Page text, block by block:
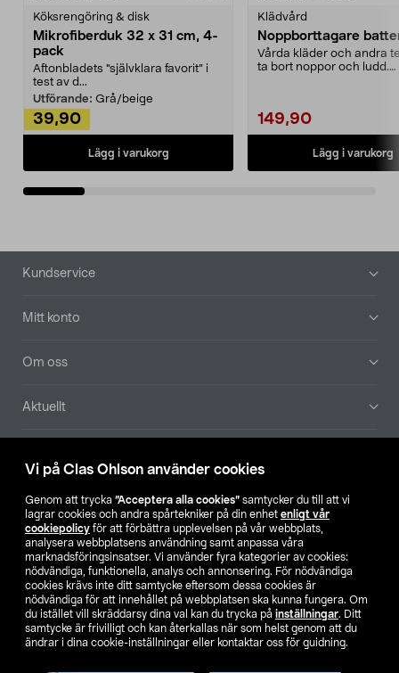
Vi på Clas Ohlson använder cookies
Genom att trycka ”Acceptera alla cookies” samtycker du till att vi
lagrar cookies och andra spårtekniker på din enhet enligt vår
cookiepolicy för att förbättra upplevelsen på vår webbplats,
analysera webbplatsens användning samt anpassa våra
marknadsföringsinsatser. Vi använder fyra kategorier av cookies:
nödvändiga, funktionella, analys och annonsering. För nödvändiga
cookies krävs inte ditt samtycke eftersom dessa cookies är
nödvändiga för att innehållet på webbplatsen ska kunna fungera. Om
du istället vill skräddarsy dina val kan du trycka på inställningar. Ditt
samtycke är frivilligt och kan återkallas när som helst genom att du
ändrar i dina cookie-inställningar eller kontaktar oss för guidning.
Köksrengöring & disk
Mikrofiberduk 32 x 31 cm, 4-
pack
Aftonbladets "självklara favorit” i
test av d...
Utförande: Grå/beige
39,90
Lägg i varukorg
Klädvård
Noppborttagare
Vårda kläder och andra
ta bort noppor och ludd.
149,90
Lägg i varukorg
Sidfot
Kundservice
Mitt konto
Om oss
Aktuellt
Hitta butik
SE NO FI